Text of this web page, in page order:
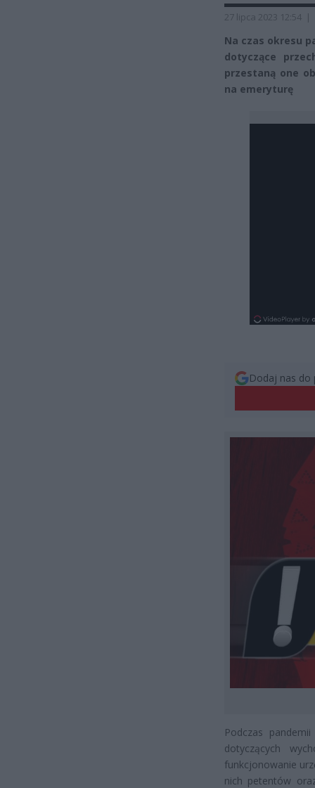
27 lipca 2023 12:54 |
Na czas okresu
dotyczące
przestaną one
na emeryturę
Dodaj nas do
Podczas
dotyczących
funkcjonowanie
nich petentów